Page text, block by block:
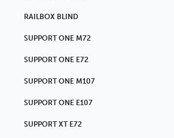
RAILBOX BLIND
SUPPORT ONE M72
SUPPORT ONE E72
SUPPORT ONE M107
SUPPORT ONE E107
SUPPORT XT E72